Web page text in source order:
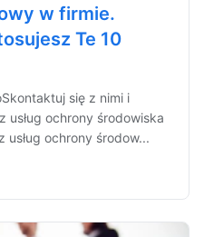
w firmie.
Te 10
się z nimi i
ochrony środowiska
ochrony środow...